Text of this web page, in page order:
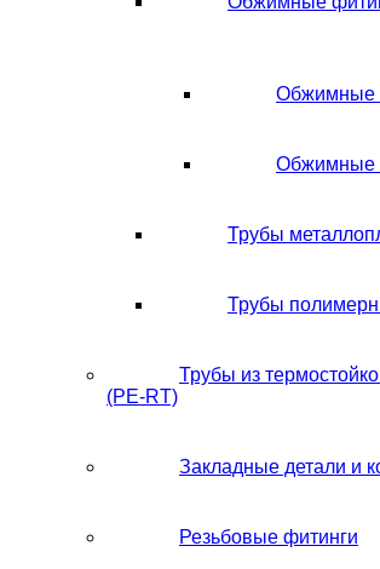
Обжимные
Обжимные
Трубы
Трубы
Трубы из
(PE-RT)
Закладные детали и
Резьбовые фитинги